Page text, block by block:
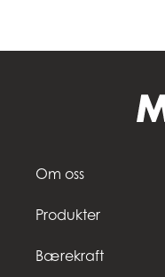
Om oss
Produkter
Bærekraft